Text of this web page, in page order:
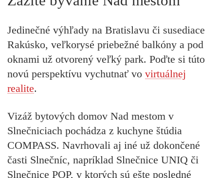
Jedinečné výhľady na Bratislavu či susediace
Rakúsko, veľkorysé priebežné balkóny a pod
oknami už otvorený veľký park. Poďte si túto
novú perspektívu vychutnať vo virtuálnej
realite.
Vizáž bytových domov Nad mestom v
Slnečniciach pochádza z kuchyne štúdia
COMPASS. Navrhovali aj iné už dokončené
časti Slnečníc, napríklad Slnečnice UNIQ či
Slnečnice POP, v ktorých sú ešte posledné